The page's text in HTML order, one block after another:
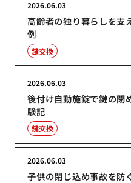
高齢者の独り暮らしを支
例
2026.06.03
鍵交換
後付け自動施錠で鍵の閉
験記
2026.06.03
鍵交換
子供の閉じ込め事故を防
2026.06.03